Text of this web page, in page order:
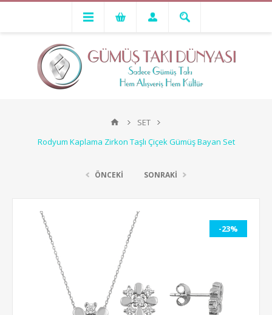
SET
Rodyum Kaplama Zirkon Taşlı Çiçek Gümüş Bayan Set
ÖNCEKİ SONRAKİ
-23%